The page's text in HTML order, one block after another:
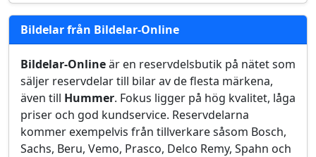
Bildelar från Bildelar-Online
Bildelar-Onlineär en reservdelsbutik på nätet som
säljer reservdelar till bilar av de flesta märkena,
även till Hummer. Fokus ligger på hög kvalitet, låga
priser och god kundservice. Reservdelarna
kommer exempelvis från tillverkare såsom Bosch,
Sachs, Beru, Vemo, Prasco, Delco Remy, Spahn och